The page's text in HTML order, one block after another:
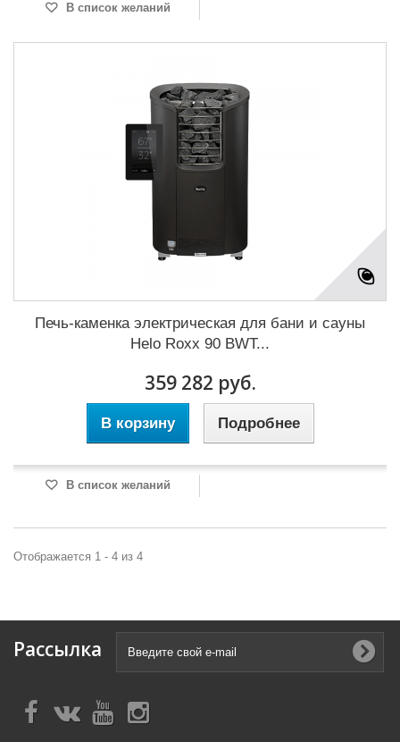
В список желаний
Печь-каменка электрическая для бани и сауны
Helo Roxx 90 BWT...
359 282 руб.
В корзину Подробнее
В список желаний
Отображается 1 - 4 из 4
Рассылка